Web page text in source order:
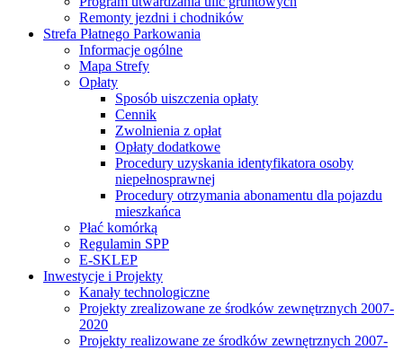
Remonty jezdni i chodników
Strefa Płatnego Parkowania
Informacje ogólne
Mapa Strefy
Opłaty
Sposób uiszczenia opłaty
Cennik
Zwolnienia z opłat
Opłaty dodatkowe
Procedury uzyskania identyfikatora osoby
niepełnosprawnej
Procedury otrzymania abonamentu dla pojazdu
mieszkańca
Płać komórką
Regulamin SPP
E-SKLEP
Inwestycje i Projekty
Kanały technologiczne
Projekty zrealizowane ze środków zewnętrznych 2007-
2020
Projekty realizowane ze środków zewnętrznych 2007-